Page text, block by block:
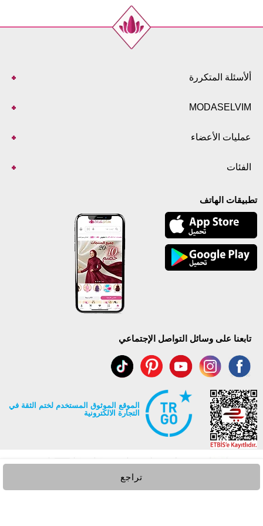
تراجع
ألأسئلة المتكررة
MODASELVIM
عمليات الأعضاء
الفئات
تطبيقات الهاتف
تابعنا على وسائل التواصل الإجتماعي
الموقع الموثوق المستخدم لختم الثقة في
التجارة الالكترونية